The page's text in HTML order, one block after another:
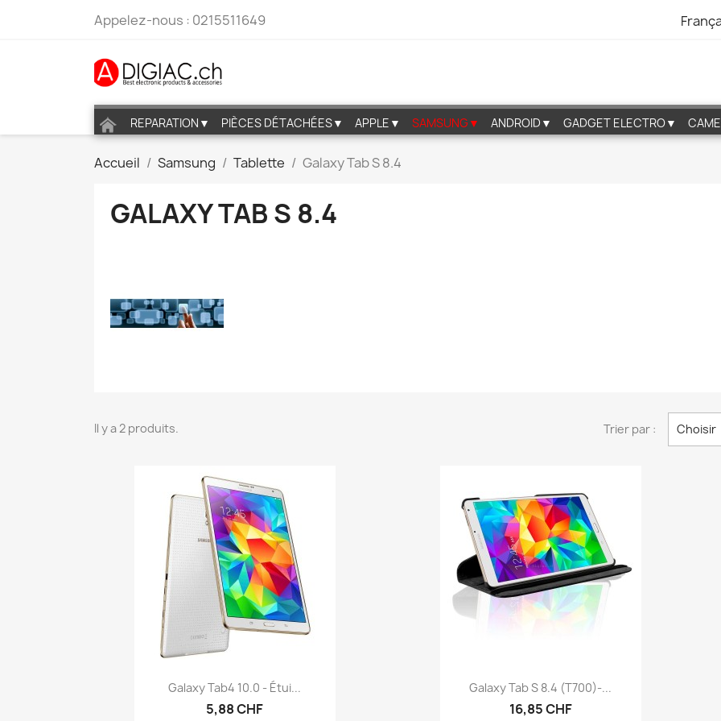
Appelez-nous : 0215511649
REPARATION▼ PIÈCES DÉTACHÉES▼ APPLE▼ SAMSUNG▼ ANDROID▼ GADGET ELECTRO▼
Accueil Samsung Tablette Galaxy Tab S 8.4
GALAXY TAB S 8.4
Il y a 2 produits. Trier par : Choisir
Aperçu rapide
Galaxy Tab4 10.0 - Étui...
5,88 CHF
Aperçu rapide
Galaxy Tab S 8.4 (T700)-...
16,85 CHF